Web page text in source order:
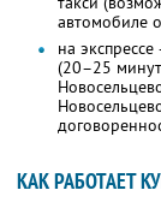
автомобиле
на
(20–25
КАК РАБОТАЕТ